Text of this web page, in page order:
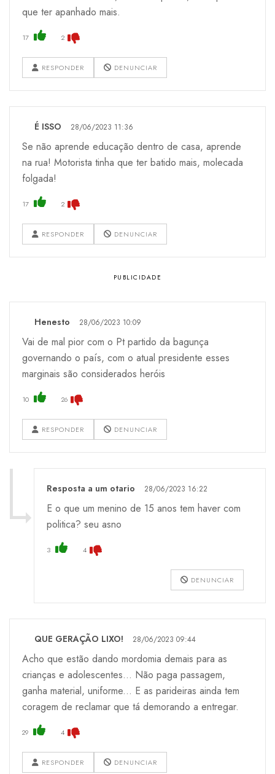
que ter apanhado mais.
17 2
RESPONDER DENUNCIAR
É ISSO 28/06/2023 11:36
Se não aprende educação dentro de casa, aprende
na rua! Motorista tinha que ter batido mais, molecada
folgada!
17 2
RESPONDER DENUNCIAR
Henesto 28/06/2023 10:09
Vai de mal pior com o Pt partido da bagunça
governando o país, com o atual presidente esses
marginais são considerados heróis
10 26
RESPONDER DENUNCIAR
Resposta a um otario 28/06/2023 16:22
E o que um menino de 15 anos tem haver com
politica? seu asno
3 4
DENUNCIAR
QUE GERAÇÃO LIXO! 28/06/2023 09:44
Acho que estão dando mordomia demais para as
crianças e adolescentes... Não paga passagem,
ganha material, uniforme... E as parideiras ainda tem
coragem de reclamar que tá demorando a entregar.
29 4
RESPONDER DENUNCIAR